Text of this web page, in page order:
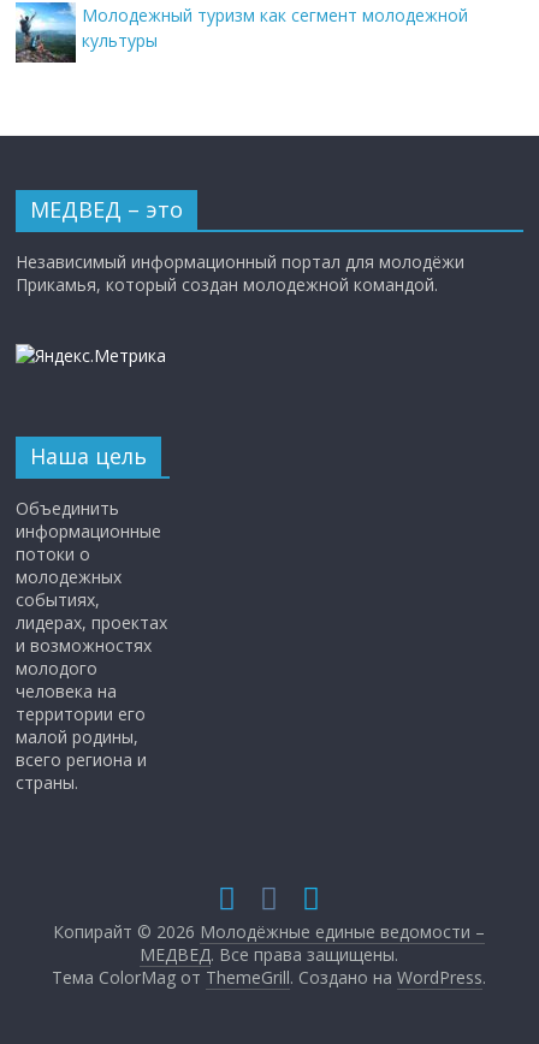
Молодежный туризм как сегмент молодежной
культуры
МЕДВЕД – это
Независимый информационный портал для молодёжи
Прикамья, который создан молодежной командой.
Наша цель
Объединить
информационные
потоки о
молодежных
событиях,
лидерах, проектах
и возможностях
молодого
человека на
территории его
малой родины,
всего региона и
страны.
Копирайт © 2026 Молодёжные единые ведомости –
МЕДВЕД. Все права защищены.
Тема ColorMag от ThemeGrill. Создано наWordPress.